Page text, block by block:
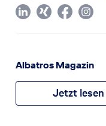
Albatros Magazin
Jetzt lesen